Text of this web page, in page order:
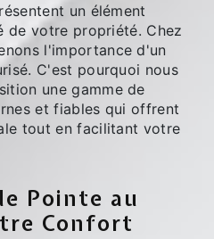
un élément
de votre propriété. Chez
l'importance d'un
C'est pourquoi nous
une gamme de
et fiables qui offrent
tout en facilitant votre
Pointe au
Confort